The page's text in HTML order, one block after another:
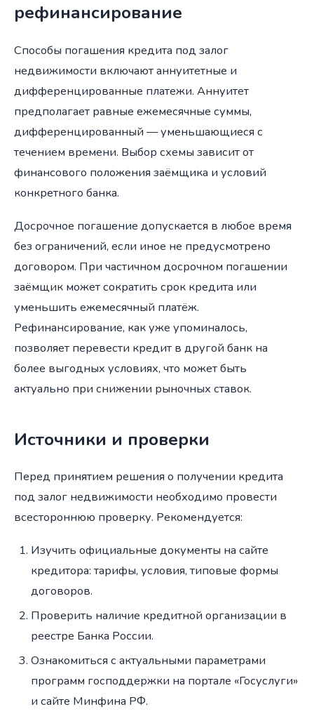
рефинансирование
Способы погашения кредита под залог
недвижимости включают аннуитетные и
дифференцированные платежи. Аннуитет
предполагает равные ежемесячные суммы,
дифференцированный — уменьшающиеся с
течением времени. Выбор схемы зависит от
финансового положения заёмщика и условий
конкретного банка.
Досрочное погашение допускается в любое время
без ограничений, если иное не предусмотрено
договором. При частичном досрочном погашении
заёмщик может сократить срок кредита или
уменьшить ежемесячный платёж.
Рефинансирование, как уже упоминалось,
позволяет перевести кредит в другой банк на
более выгодных условиях, что может быть
актуально при снижении рыночных ставок.
Источники и проверки
Перед принятием решения о получении кредита
под залог недвижимости необходимо провести
всестороннюю проверку. Рекомендуется:
Изучить официальные документы на сайте
кредитора: тарифы, условия, типовые формы
договоров.
Проверить наличие кредитной организации в
реестре Банка России.
Ознакомиться с актуальными параметрами
программ господдержки на портале «Госуслуги»
и сайте Минфина РФ.